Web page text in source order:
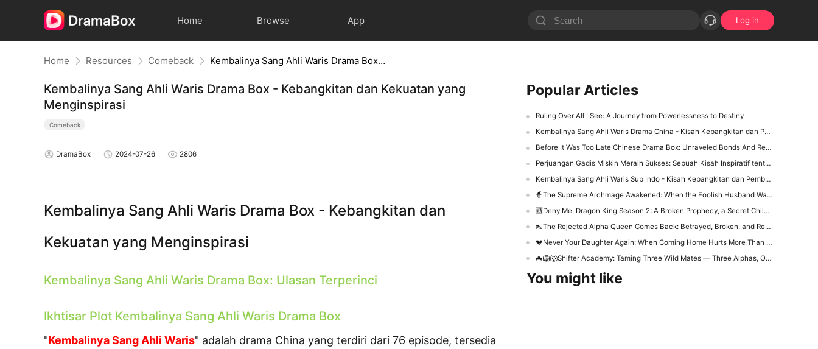
Home Browse App Log in
Home Resources Comeback Kembalinya Sang Ahli Waris Drama Box - Kebangkitan dan Kekuatan yang Menginspirasi
Kembalinya Sang Ahli Waris Drama Box - Kebangkitan dan Kekuatan yang
Menginspirasi
Comeback
DramaBox 2024-07-26 2806
Kembalinya Sang Ahli Waris Drama Box - Kebangkitan dan
Kekuatan yang Menginspirasi
Kembalinya Sang Ahli Waris Drama Box: Ulasan Terperinci
Ikhtisar Plot Kembalinya Sang Ahli Waris Drama Box
"Kembalinya Sang Ahli Waris" adalah drama China yang terdiri dari 76 episode, tersedia
You might like
Popular Articles
Ruling Over All I See: A Journey from Powerlessness to Destiny
Kembalinya Sang Ahli Waris Drama China - Kisah Kebangkitan dan Pembalasan
Before It Was Too Late Chinese Drama Box: Unraveled Bonds And Regret
Perjuangan Gadis Miskin Meraih Sukses: Sebuah Kisah Inspiratif tentang Ketekunan dan Kebangkitan
Kembalinya Sang Ahli Waris Sub Indo - Kisah Kebangkitan dan Pembalasan yang Menginspirasi
🧙‍The Supreme Archmage Awakened: When the Foolish Husband Wakes, the Whole Kingdom Kneels
🆕Deny Me, Dragon King Season 2: A Broken Prophecy, a Secret Child, and the Question of Season 2
👠The Rejected Alpha Queen Comes Back: Betrayed, Broken, and Ready to Take Back Her Crown
💔Never Your Daughter Again: When Coming Home Hurts More Than Being Abandoned
🦇🦁🐺Shifter Academy: Taming Three Wild Mates — Three Alphas, One Human Girl, and a Love Story That Starts With a Slap